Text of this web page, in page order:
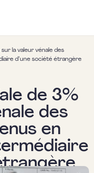
sur la valeur vénale des
d’une société étrangère
de 3%
des
en